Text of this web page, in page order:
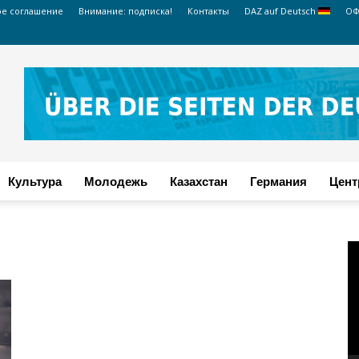
соглашение Внимание: подписка! Контакты DAZ auf Deutsch
Культура Молодежь Казахстан Германия